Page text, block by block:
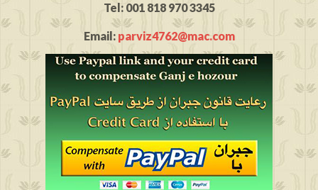
Tel: 001 818 970 3345
Email: parviz4762@mac.com